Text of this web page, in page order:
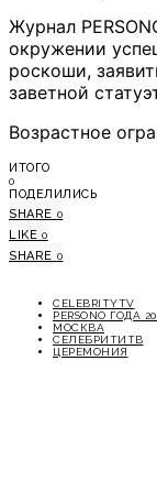
Журнал
окружении
роскоши,
заветной
Возрастное
ИТОГО
0
ПОДЕЛИЛИСЬ
SHARE 0
LIKE 0
SHARE 0
CELEBRITYTV
PERSONO ГОДА
МОСКВА
СЕЛЕБРИТИТВ
ЦЕРЕМОНИЯ